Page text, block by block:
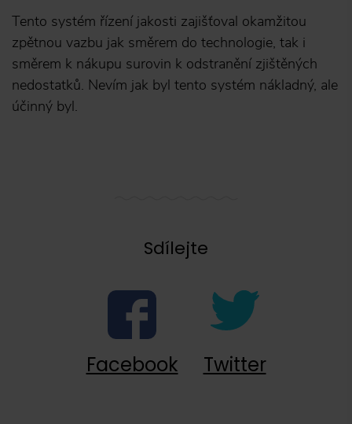
Tento systém řízení jakosti zajišťoval okamžitou
zpětnou vazbu jak směrem do technologie, tak i
směrem k nákupu surovin k odstranění zjištěných
nedostatků. Nevím jak byl tento systém nákladný, ale
účinný byl.
Sdílejte
Facebook Twitter